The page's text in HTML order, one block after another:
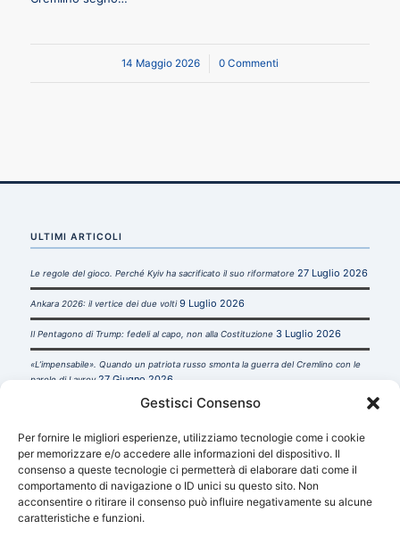
Gestisci Consenso
Per fornire le migliori esperienze, utilizziamo tecnologie come i cookie
per memorizzare e/o accedere alle informazioni del dispositivo. Il
consenso a queste tecnologie ci permetterà di elaborare dati come il
comportamento di navigazione o ID unici su questo sito. Non
acconsentire o ritirare il consenso può influire negativamente su alcune
caratteristiche e funzioni.
14 Maggio 2026
/ 0 Commenti
ULTIMI ARTICOLI
Le regole del gioco. Perché Kyiv ha sacrificato il suo riformatore 27 Luglio 2026
Ankara 2026: il vertice dei due volti 9 Luglio 2026
Il Pentagono di Trump: fedeli al capo, non alla Costituzione 3 Luglio 2026
«L’impensabile». Quando un patriota russo smonta la guerra del Cremlino con le
parole di Lavrov 27 Giugno 2026
TrophyLab: quando i trofei di guerra diventano conoscenza strategica
INFORMAZIONI UTILI